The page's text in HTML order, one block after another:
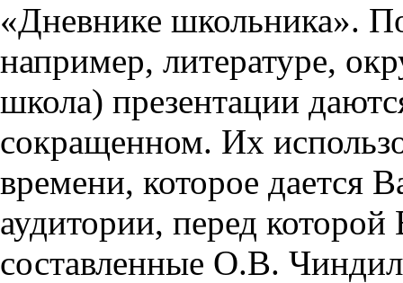
«Дневнике школьника».
например, литературе,
школа) презентации
сокращенном. Их
времени, которое дается
аудитории, перед
составленные О.В.